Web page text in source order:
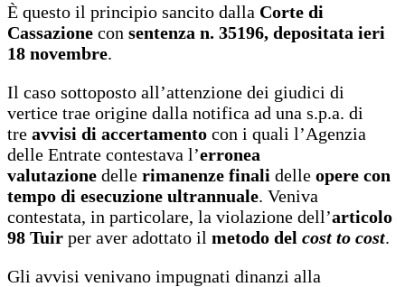
È questo il principio sancito dalla Corte di
Cassazione con sentenza n. 35196, depositata ieri
18 novembre.
Il caso sottoposto all’attenzione dei giudici di
vertice trae origine dalla notifica ad una s.p.a. di
tre avvisi di accertamento con i quali l’Agenzia
delle Entrate contestava l’erronea
valutazione delle rimanenze finali delle opere con
tempo di esecuzione ultrannuale. Veniva
contestata, in particolare, la violazione dell’articolo
98 Tuir per aver adottato il metodo del cost to cost.
Gli avvisi venivano impugnati dinanzi alla